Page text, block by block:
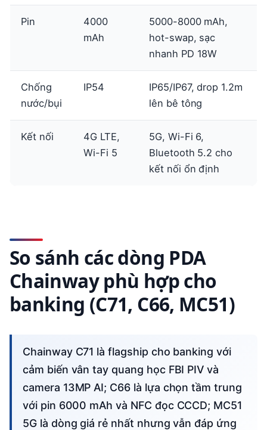
Pin
4000
mAh
5000-8000 mAh,
hot-swap, sạc
nhanh PD 18W
Chống
nước/bụi
IP54
IP65/IP67, drop 1.2m
lên bê tông
Kết nối
4G LTE,
Wi-Fi 5
5G, Wi-Fi 6,
Bluetooth 5.2 cho
kết nối ổn định
So sánh các dòng PDA
Chainway phù hợp cho
banking (C71, C66, MC51)
Chainway C71 là flagship cho banking với
cảm biến vân tay quang học FBI PIV và
camera 13MP AI; C66 là lựa chọn tầm trung
với pin 6000 mAh và NFC đọc CCCD; MC51
5G là dòng giá rẻ nhất nhưng vẫn đáp ứng